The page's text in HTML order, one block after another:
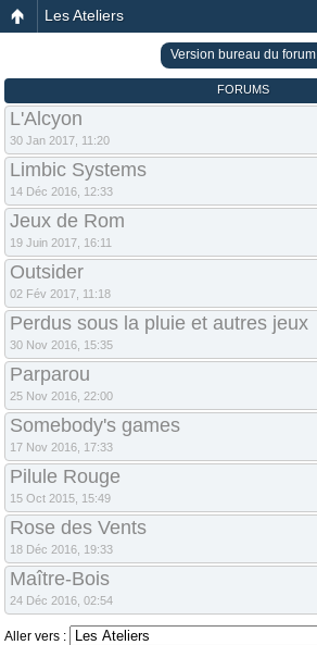
Les Ateliers
Version bureau du forum
FORUMS
L'Alcyon
30 Jan 2017, 11:20
Limbic Systems
14 Déc 2016, 12:33
Jeux de Rom
19 Juin 2017, 16:11
Outsider
02 Fév 2017, 11:18
Perdus sous la pluie et autres jeux
30 Nov 2016, 15:35
Parparou
25 Nov 2016, 22:00
Somebody's games
17 Nov 2016, 17:33
Pilule Rouge
15 Oct 2015, 15:49
Rose des Vents
18 Déc 2016, 19:33
Maître-Bois
24 Déc 2016, 02:54
Aller vers :